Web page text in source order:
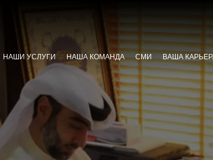
НАШИ УСЛУГИ НАША КОМАНДА СМИ ВАША